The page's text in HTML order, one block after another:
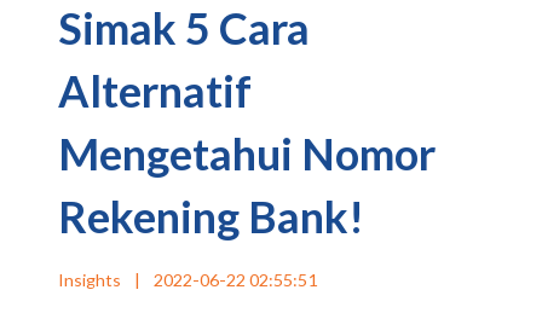
Simak 5 Cara
Alternatif
Mengetahui Nomor
Rekening Bank!
Insights | 2022-06-22 02:55:51